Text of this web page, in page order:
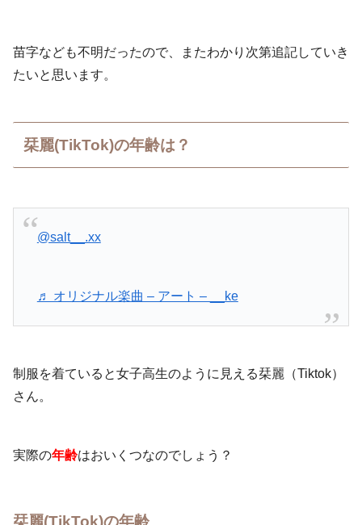
苗字なども不明だったので、またわかり次第追記していき
たいと思います。
栞麗(TikTok)の年齢は？
@salt__.xx
♬ オリジナル楽曲 – アート – __ke
制服を着ていると女子高生のように見える栞麗（Tiktok）
さん。
実際の年齢はおいくつなのでしょう？
栞麗(TikTok)の年齢